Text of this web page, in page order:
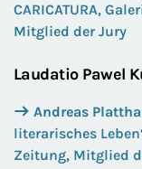
CARICATURA,
Mitglied der Jury
Laudatio Pawel
Andreas
literarisches
Zeitung, Mitglied